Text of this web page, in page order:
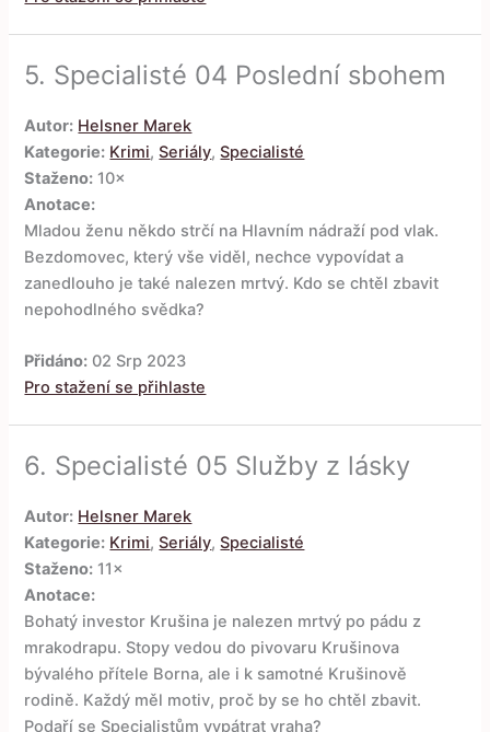
5. Specialisté 04 Poslední sbohem
Autor: Helsner Marek
Kategorie: Krimi,Seriály,Specialisté
Staženo: 10×
Anotace:
Mladou ženu někdo strčí na Hlavním nádraží pod vlak.
Bezdomovec, který vše viděl, nechce vypovídat a
zanedlouho je také nalezen mrtvý. Kdo se chtěl zbavit
nepohodlného svědka?
Přidáno: 02 Srp 2023
Pro stažení se přihlaste
6. Specialisté 05 Služby z lásky
Autor: Helsner Marek
Kategorie: Krimi,Seriály,Specialisté
Staženo: 11×
Anotace:
Bohatý investor Krušina je nalezen mrtvý po pádu z
mrakodrapu. Stopy vedou do pivovaru Krušinova
bývalého přítele Borna, ale i k samotné Krušinově
rodině. Každý měl motiv, proč by se ho chtěl zbavit.
Podaří se Specialistům vypátrat vraha?